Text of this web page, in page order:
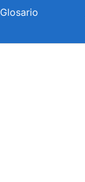
Glosario